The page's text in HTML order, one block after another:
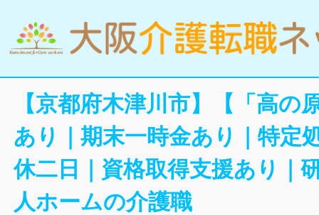
【京都府木津川市】【「高の
あり｜期末一時金あり｜特定
休二日｜資格取得支援あり｜
人ホームの介護職